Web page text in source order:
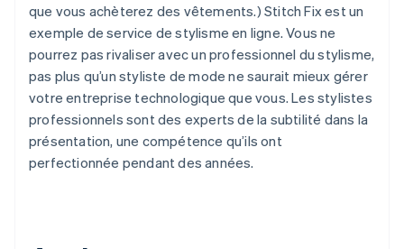
que vous achèterez des vêtements.) Stitch Fix est un
exemple de service de stylisme en ligne. Vous ne
pourrez pas rivaliser avec un professionnel du stylisme,
pas plus qu’un styliste de mode ne saurait mieux gérer
votre entreprise technologique que vous. Les stylistes
professionnels sont des experts de la subtilité dans la
présentation, une compétence qu’ils ont
perfectionnée pendant des années.